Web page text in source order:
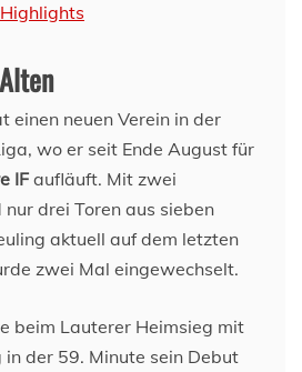
einen neuen Verein in der
wo er seit Ende August für
IF aufläuft. Mit zwei
drei Toren aus sieben
aktuell auf dem letzten
zwei Mal eingewechselt.
beim Lauterer Heimsieg mit
in der 59. Minute sein Debut